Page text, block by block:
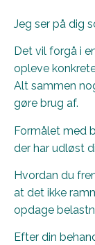
Jeg ser på dig
Det vil forgå i
opleve
Alt sammen
gøre brug af.
Formålet med
der har udløst
Hvordan du
at det ikke
opdage
Efter din